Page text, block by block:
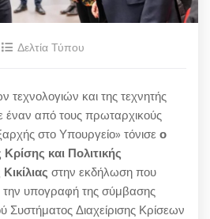
Δελτία Τύπου
τεχνολογιών και της τεχνητής
έναν από τους πρωταρχικούς
στο Υπουργείο» τόνισε ο
και Πολιτικής
στην εκδήλωση που
την υπογραφή της σύμβασης
Συστήματος Διαχείρισης Κρίσεων